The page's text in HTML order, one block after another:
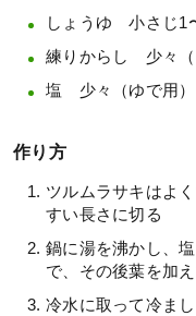
しょうゆ 小さじ1
練りからし 少々（
塩 少々（ゆで用）
作り方
ツルムラサキはよ
すい長さに切る
鍋に湯を沸かし、
で、その後葉を加
冷水に取って冷ま